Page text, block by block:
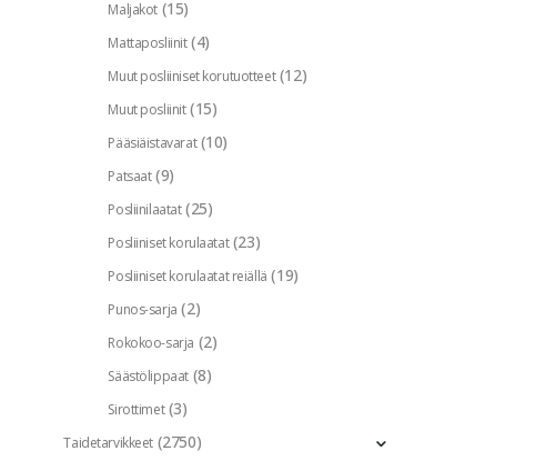
Maljakot (15)
Mattaposliinit (4)
Muut posliiniset korutuotteet (12)
Muut posliinit (15)
Pääsiäistavarat (10)
Patsaat (9)
Posliinilaatat (25)
Posliiniset korulaatat (23)
Posliiniset korulaatat reiällä (19)
Punos-sarja (2)
Rokokoo-sarja (2)
Säästölippaat (8)
Sirottimet (3)
Taidetarvikkeet (2750)